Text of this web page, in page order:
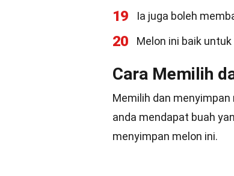
19 Ia juga boleh
20 Melon ini baik
Cara Memilih
Memilih dan
anda mendapat buah
menyimpan melon ini.